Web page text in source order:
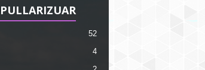
52
4